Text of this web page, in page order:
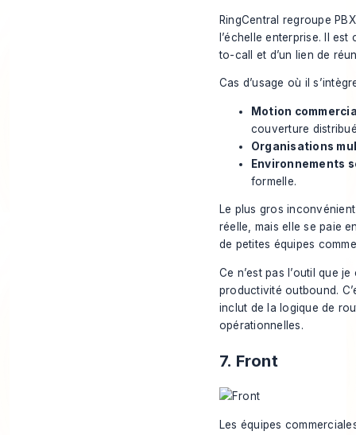
RingCentral regroupe
l’échelle enterprise. Il est
to-call et d’un lien de
Cas d’usage où il
Motion
couverture
Organisations
Environnements
formelle.
Le plus gros
réelle, mais elle se paie
de petites équipes
Ce n’est pas l’outil que
productivité outbound.
inclut de la logique de
opérationnelles.
7. Front
Les équipes